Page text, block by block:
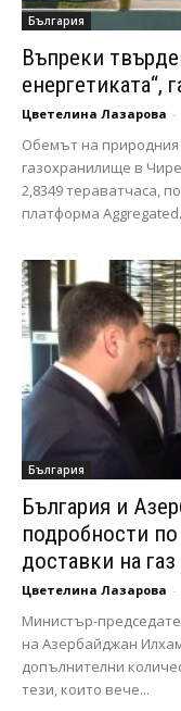
България
Въпреки
енергетиката“,
Цветелина Лазарова -
Обемът на природния
газохранилище в
2,8349 тераватчаса,
платформа
България
България и
подробности
доставки на газ
Цветелина Лазарова -
Министър-
на Азербайджан
допълнителни
тези, които вече...